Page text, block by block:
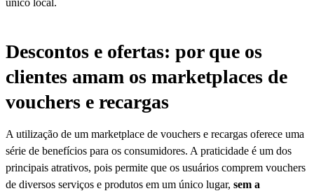
Descontos e ofertas: por que os
clientes amam os marketplaces de
vouchers e recargas
A utilização de um marketplace de vouchers e recargas oferece uma
série de benefícios para os consumidores. A praticidade é um dos
principais atrativos, pois permite que os usuários comprem vouchers
de diversos serviços e produtos em um único lugar, sem a